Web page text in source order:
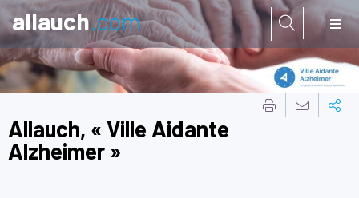
Aller à:allauch.com
Allauch, « Ville Aidante
Alzheimer »